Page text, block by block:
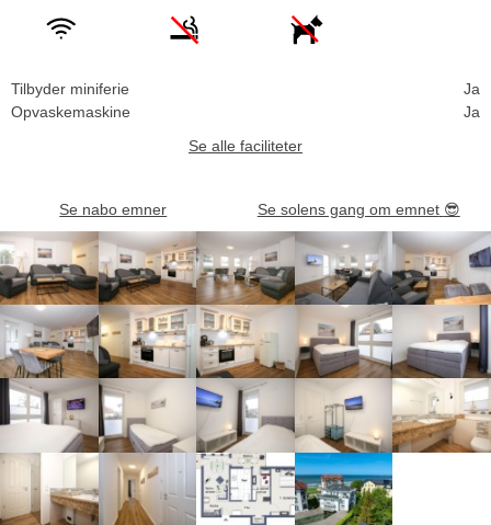
Tilbyder miniferie
Ja
Opvaskemaskine
Ja
Se alle faciliteter
Se nabo emner Se solens gang om emnet 😎